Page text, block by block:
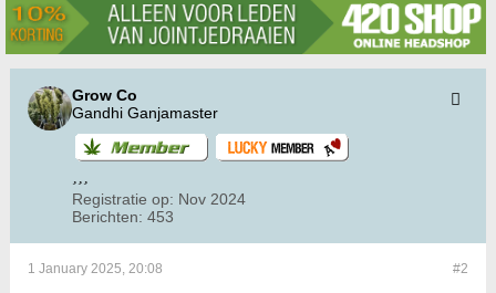
Grow Co
Gandhi Ganjamaster
Registratie op: Nov 2024
Berichten: 453
#2
1 January 2025, 20:08